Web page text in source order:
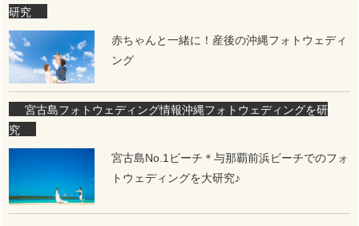
研究
赤ちゃんと一緒に！産後の沖縄フォトウェディ
ング
宮古島フォトウェディング情報沖縄フォトウェディングを研
究
宮古島No.1ビーチ＊与那覇前浜ビーチでのフォ
トウェディングを大研究♪